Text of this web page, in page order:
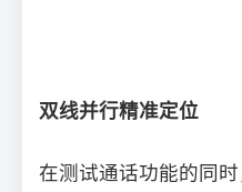
双线并行精准定位
在测试通话功能的同